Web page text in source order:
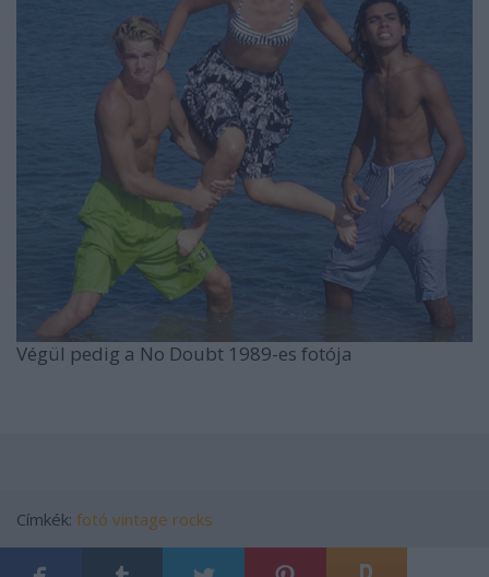
Végül pedig a No Doubt 1989-es fotója
Címkék: fotó vintage rocks